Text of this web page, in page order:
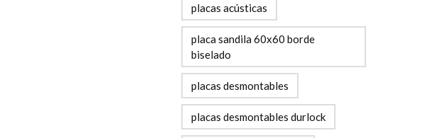
placas acústicas
placa sandila 60x60 borde
biselado
placas desmontables
placas desmontables durlock